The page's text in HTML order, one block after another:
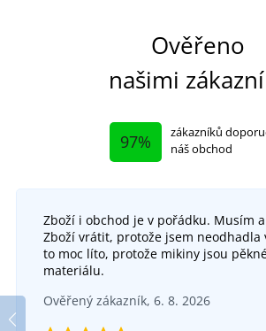
Ověřeno
našimi
97%
zákazníků
náš obchod
Zboží i obchod je v pořádku. Musím
Zboží vrátit, protože jsem neodhadla
to moc líto, protože mikiny jsou
materiálu.
Ověřený zákazník, 6. 8. 2026